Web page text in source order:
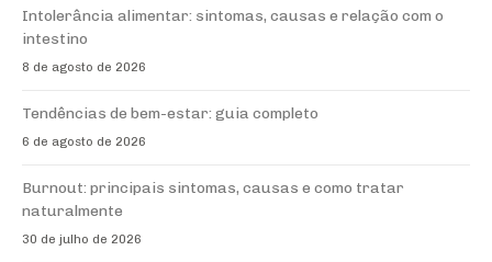
Intolerância alimentar: sintomas, causas e relação com o
intestino
8 de agosto de 2026
Tendências de bem-estar: guia completo
6 de agosto de 2026
Burnout: principais sintomas, causas e como tratar
naturalmente
30 de julho de 2026